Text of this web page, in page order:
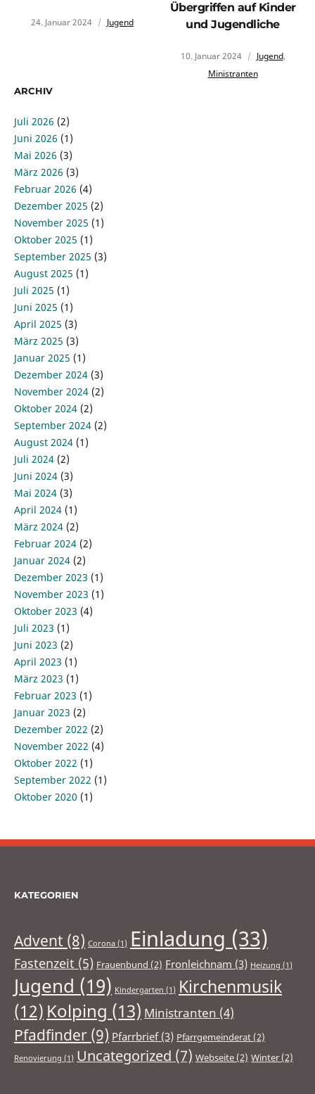
24. Januar 2024 Jugend
Übergriffen auf Kinder
und Jugendliche
10. Januar 2024 Jugend,
Ministranten
ARCHIV
Juli 2026 (2)
Juni 2026 (1)
Mai 2026 (3)
März 2026 (3)
Februar 2026 (4)
Dezember 2025 (2)
November 2025 (1)
Oktober 2025 (1)
September 2025 (3)
August 2025 (1)
Juli 2025 (1)
Juni 2025 (1)
April 2025 (3)
März 2025 (3)
Januar 2025 (1)
Dezember 2024 (3)
November 2024 (2)
Oktober 2024 (2)
September 2024 (2)
August 2024 (1)
Juli 2024 (2)
Juni 2024 (3)
Mai 2024 (3)
April 2024 (1)
März 2024 (2)
Februar 2024 (2)
Januar 2024 (2)
Dezember 2023 (1)
November 2023 (1)
Oktober 2023 (4)
Juli 2023 (1)
Juni 2023 (2)
April 2023 (1)
März 2023 (1)
Februar 2023 (1)
Januar 2023 (2)
Dezember 2022 (2)
November 2022 (4)
Oktober 2022 (1)
September 2022 (1)
Oktober 2020 (1)
KATEGORIEN
Advent (8) Corona (1) Einladung (33)
Fastenzeit (5) Frauenbund (2) Fronleichnam (3) Heizung (1)
Jugend (19) Kindergarten (1) Kirchenmusik
(12) Kolping (13) Ministranten (4)
Pfadfinder (9) Pfarrbrief(3) Pfarrgemeinderat (2)
Renovierung (1) Uncategorized (7) Webseite (2) Winter (2)